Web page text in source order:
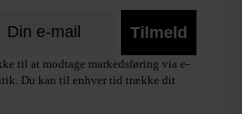
Tilmeld
til at modtage markedsføring via e-
Du kan til enhver tid trække dit